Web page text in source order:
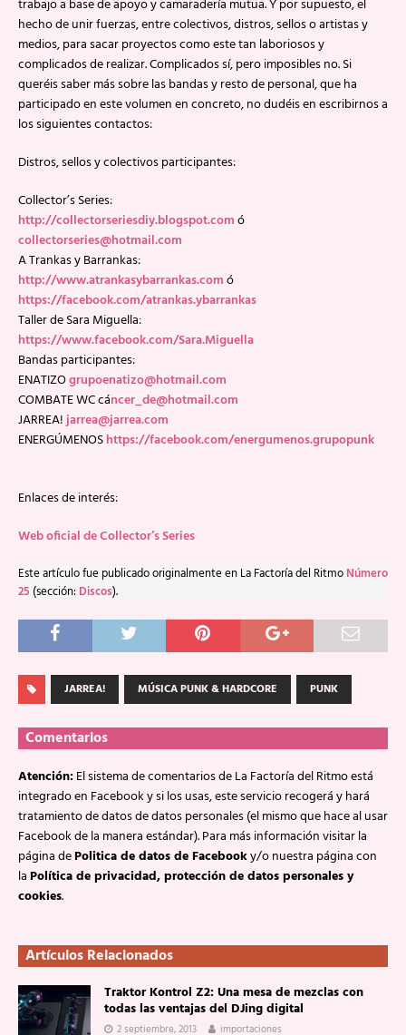
trabajo a base de apoyo y camaradería mutua. Y por supuesto, el
hecho de unir fuerzas, entre colectivos, distros, sellos o artistas y
medios, para sacar proyectos como este tan laboriosos y
complicados de realizar. Complicados sí, pero imposibles no. Si
queréis saber más sobre las bandas y resto de personal, que ha
participado en este volumen en concreto, no dudéis en escribirnos a
los siguientes contactos:
Distros, sellos y colectivos participantes:
Collector’s Series:
http://collectorseriesdiy.blogspot.comó
collectorseries@hotmail.com
A Trankas y Barrankas:
http://www.atrankasybarrankas.comó
https://facebook.com/atrankas.ybarrankas
Taller de Sara Miguella:
https://www.facebook.com/Sara.Miguella
Bandas participantes:
ENATIZOgrupoenatizo@hotmail.com
COMBATE WC cáncer_de@hotmail.com
JARREA!jarrea@jarrea.com
ENERGÚMENOShttps://facebook.com/energumenos.grupopunk
Enlaces de interés:
Web oficial de Collector’s Series
Este artículo fue publicado originalmente en La Factoría del Ritmo Número
25 (sección: Discos).
JARREA! MÚSICA PUNK & HARDCORE PUNK
Comentarios
Atención:El sistema de comentarios de La Factoría del Ritmo está
integrado en Facebook y si los usas, este servicio recogerá y hará
tratamiento de datos de datos personales (el mismo que hace al usar
Facebook de la manera estándar). Para más información visitar la
página dePolitica de datos de Facebooky/o nuestra página con
laPolítica de privacidad, protección de datos personales y
cookies.
Artículos Relacionados
Traktor Kontrol Z2: Una mesa de mezclas con
todas las ventajas del DJing digital
2 septiembre, 2013 importaciones